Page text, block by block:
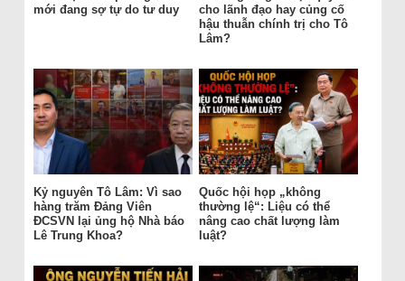
mới đang sợ tự do tư duy
cho lãnh đạo hay củng cố
hậu thuẫn chính trị cho Tô
Lâm?
Kỷ nguyên Tô Lâm: Vì sao
hàng trăm Đảng Viên
ĐCSVN lại ủng hộ Nhà báo
Lê Trung Khoa?
Quốc hội họp „không
thường lệ“: Liệu có thể
nâng cao chất lượng làm
luật?